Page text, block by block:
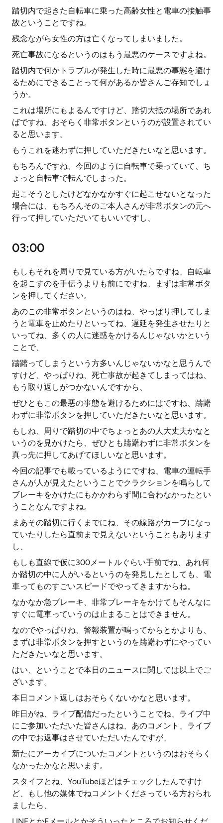
踏切内で起きた自転車に乗った高齢女性と電車の接触事
故ということですね。
残念ながら女性の方は亡くなってしまいました。
死亡事故になるというのはもう最悪のケースですよね。
踏切内で何かトラブルが発生した時に最悪の事態を避け
るためにできることって何があるか皆さんご存知でしょ
うか。
これは場所にもよるんですけど、踏切大抵の場所であれ
ばですね、おそらく非常ボタンというのが設置されてい
ると思います。
もうこれを迷わずに押していただきたいなと思います。
もちろんですね、今回のように自転車で乗っていて、ち
ょっと自転車で転んでしまった。
起こそうとしたけどなかなかすぐに起こせないとなった
場合には、もちろんそのご本人さんが非常ボタンの元へ
行って押していただいてもいいですし、
03:00
もしもそれを周りで見ている方がいたらですね、自転車
を起こすのを手伝うよりも前にですね、まずは非常ボタ
ンを押してください。
あのこの非常ボタンというのはね、やっぱり押してしま
うと電車を止めたりといってね、遅延を発生させたりと
いってね、多くの人に迷惑をかけるんじゃないかという
ことで、
躊躇ってしまうという方多いんじゃないかなと思うんで
すけど、やっぱりね、死亡事故が起きてしまってはね、
もう取り返しがつかないんですから、
ぜひともこの最悪の事態を避けるためにはですね、躊躇
わずに非常ボタンを押していただきたいなと思います。
もしね、周りで踏切の中でちょっとあの人大丈夫かなと
いうのを見かけたら、ぜひとも躊躇わずに非常ボタンを
真っ先に押してあげてほしいなと思います。
今回の記事でも載っているようにですね、電車の運転手
さんが人が見えたということでクラクションを鳴らして
ブレーキをかけたにもかかわらず間に合わなかったとい
うことなんですよね。
まあその踏切に行くまでにね、その線路がカーブになっ
ていたりしたら直前まで見えないということもあります
し、
もしも直線で仮に300メートルぐらい手前でね、あれ何
か踏切の中に人がいるというのを発見したとしても、電
車ってものすごいスピードでやってきますからね。
なかなか急ブレーキ、非常ブレーキをかけてもそんなに
すぐに電車っていうのは止まることはできません。
なのでやっぱりね、警報装置が鳴ってからとかよりも、
まずは非常ボタンを押すというのを躊躇わずにやってい
ただきたいなと思います。
はい、ということで本日のニュースに関しては以上でご
ざいます。
本日コメント返しはおそらくないかなと思います。
昨日がね、ライブ配信だったということでね、ライブ中
にご参加いただいた皆さんはね、あのコメント、ライブ
の中でお返事はさせていただいたんですが、
新たにアーカイブについたコメントというのはおそらく
なかったかなと思います。
スタイフとね、YouTubeほどはチェックしたんですけ
ど、もし他の媒体でねコメントくださっている方おられ
ましたら、